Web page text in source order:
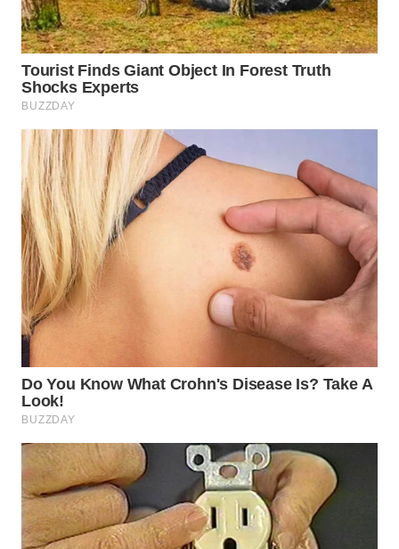
WN
SUBANG
WN
WN
PURWAKARTA
WN
PRIANGAN
TIMUR
WN
SEMARANG
WN
SOLO
WN
BOROBUDUR
WN
MADURA